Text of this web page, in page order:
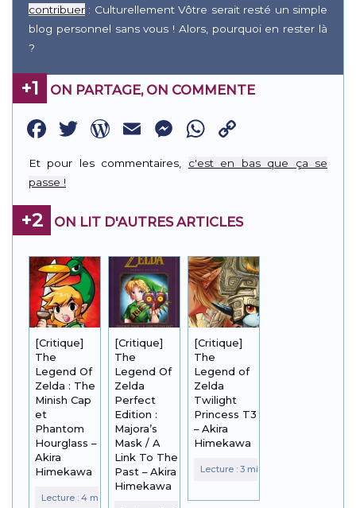
contribuer : Culturellement Vôtre serait resté un simple
blog personnel sans vous ! Alors, pourquoi en rester là
?
+1 ON PARTAGE, ON COMMENTE
Facebook
Twitter
WordPress
EmailMessenger
WhatsApp
Link
Et pour les commentaires, c'est en bas que ça se
passe !
+2 ON LIT D'AUTRES ARTICLES
[Critique]
The
Legend Of
Zelda : The
Minish Cap
et
Phantom
Hourglass –
Akira
Himekawa
[Critique]
The
Legend Of
Zelda
Perfect
Edition :
Majora’s
Mask / A
Link To The
Past – Akira
Himekawa
[Critique]
The
Legend of
Zelda
Twilight
Princess T3
– Akira
Himekawa